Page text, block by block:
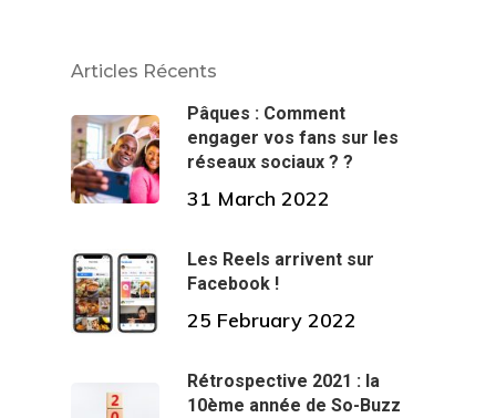
Articles Récents
Pâques : Comment
engager vos fans sur les
réseaux sociaux ? ?
31 March 2022
Les Reels arrivent sur
Facebook !
25 February 2022
Rétrospective 2021 : la
10ème année de So-Buzz